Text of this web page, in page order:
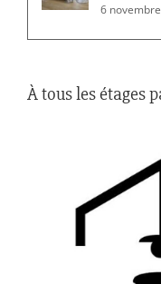
6
À tous les étages